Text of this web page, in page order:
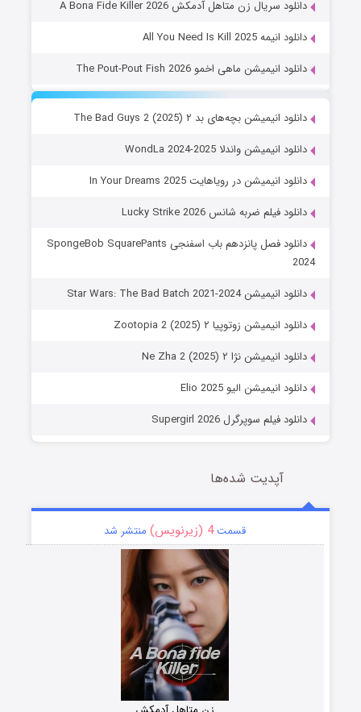
دانلود سریال زن متاهل آدمکش A Bona Fide Killer 2026
دانلود انیمه All You Need Is Kill 2025
دانلود انیمیشن ماهی اخمو The Pout-Pout Fish 2026
دانلود انیمیشن بچه‌های بد ۲ The Bad Guys 2 (2025)
دانلود انیمیشن واندلا WondLa 2024-2025
دانلود انیمیشن در رویاهایت In Your Dreams 2025
دانلود فیلم ضربه شانس Lucky Strike 2026
دانلود فصل پانزدهم باب اسفنجی SpongeBob SquarePants
2024
دانلود انیمیشن Star Wars: The Bad Batch 2021-2024
دانلود انیمیشن زوتوپیا ۲ Zootopia 2 (2025)
دانلود انیمیشن نژا ۲ Ne Zha 2 (2025)
دانلود انیمیشن الیو Elio 2025
دانلود فیلم سوپرگرل Supergirl 2026
آپدیت شده‌ها
قسمت4 (زیرنویس) منتشر شد